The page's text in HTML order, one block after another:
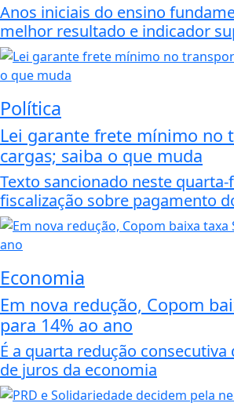
Anos iniciais do ensino
melhor resultado e indicador
Política
Lei garante frete mínimo no
cargas; saiba o que muda
Texto sancionado neste
fiscalização sobre pagamento
Economia
Em nova redução, Copom
para 14% ao ano
É a quarta redução consecutiva
de juros da economia